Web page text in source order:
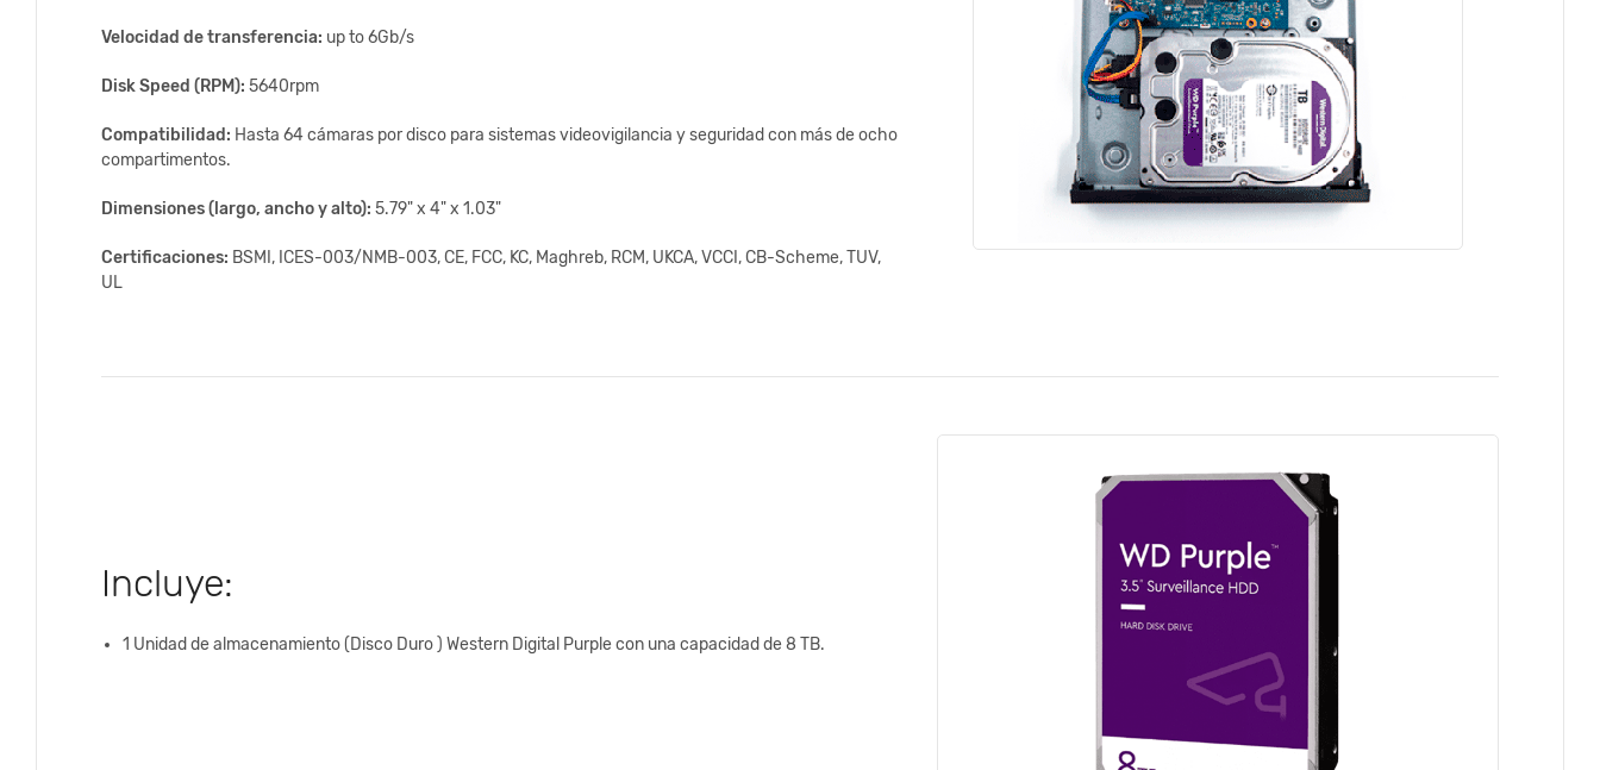
Velocidad de transferencia: up to 6Gb/s
Disk Speed (RPM): 5640rpm
Compatibilidad: Hasta 64 cámaras por disco para sistemas videovigilancia y seguridad con más de ocho
compartimentos.
Dimensiones (largo, ancho y alto): 5.79" x 4" x 1.03"
Certificaciones: BSMI, ICES-003/NMB-003, CE, FCC, KC, Maghreb, RCM, UKCA, VCCI, CB-Scheme, TUV,
UL
Incluye:
1 Unidad de almacenamiento (Disco Duro ) Western Digital Purple con una capacidad de 8 TB.